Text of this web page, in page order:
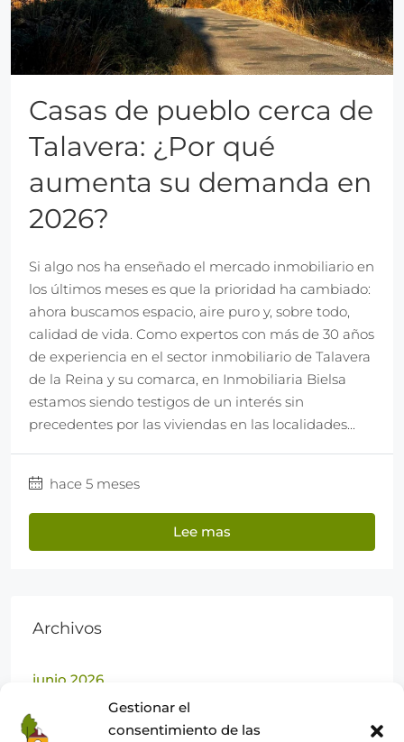
Gestionar el
consentimiento de las
Casas de pueblo cerca de
Talavera: ¿Por qué
aumenta su demanda en
2026?
Si algo nos ha enseñado el mercado inmobiliario en
los últimos meses es que la prioridad ha cambiado:
ahora buscamos espacio, aire puro y, sobre todo,
calidad de vida. Como expertos con más de 30 años
de experiencia en el sector inmobiliario de Talavera
de la Reina y su comarca, en Inmobiliaria Bielsa
estamos siendo testigos de un interés sin
precedentes por las viviendas en las localidades...
hace 5 meses
Lee mas
Archivos
junio 2026
marzo 2026